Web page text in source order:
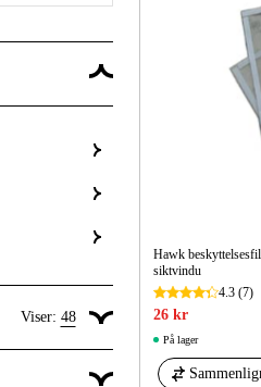
Viser: 48
Hawk
siktvindu
4.3(7)
26 kr
På lager